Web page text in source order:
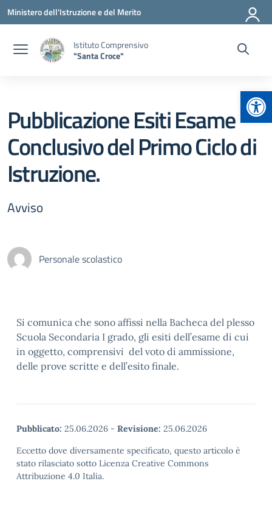
Vai ai contenuti
Vai al menu di navigazione
Vai al footer
Ministero dell'Istruzione e del Merito
Istituto Comprensivo
"Santa Croce"
Pubblicazione Esiti Esame
Conclusivo del Primo Ciclo di
Istruzione.
Avviso
Personale scolastico
Si comunica che sono affissi nella Bacheca del plesso
Scuola Secondaria I grado, gli esiti dell’esame di cui
in oggetto, comprensivi del voto di ammissione,
delle prove scritte e dell’esito finale.
Pubblicato: 25.06.2026 - Revisione: 25.06.2026
Eccetto dove diversamente specificato, questo articolo è
stato rilasciato sotto Licenza Creative Commons
Attribuzione 4.0 Italia.